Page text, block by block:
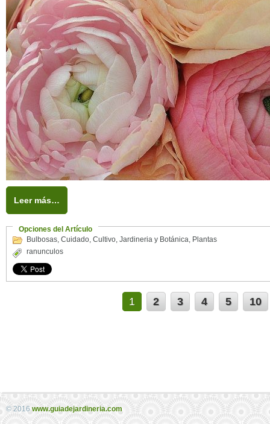
Leer más…
Opciones del Artículo
Bulbosas, Cuidado, Cultivo, Jardineria y Botánica, Plantas
ranunculos
1 2 3 4 5 10
© 2016 www.guiadejardineria.com